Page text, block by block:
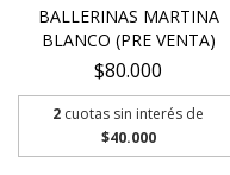
BALLERINAS MARTINA
BLANCO (PRE VENTA)
$80.000
2 cuotas sin interés de
$40.000